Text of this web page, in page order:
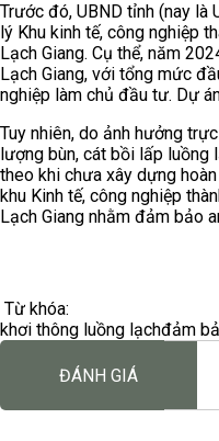
Trước đó, UBND tỉnh (nay là
lý Khu kinh tế, công nghiệp
Lạch Giang. Cụ thể, năm
Lạch Giang, với tổng mức
nghiệp làm chủ đầu tư. Dự
Tuy nhiên, do ảnh hưởng
lượng bùn, cát bồi lấp luồng
theo khi chưa xây dựng
khu Kinh tế, công nghiệp
Lạch Giang nhằm đảm bảo
Từ khóa:
khơi thông luồng lạchđảm
ĐÁNH GIÁ